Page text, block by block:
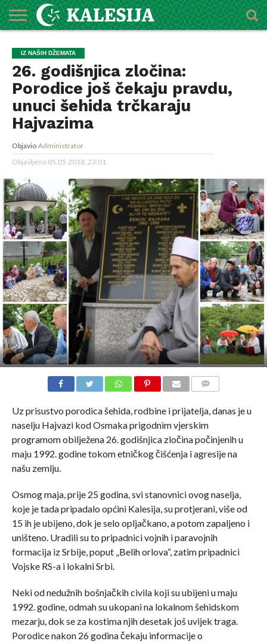
O
MEDŽLISU
DŽEMATI
IMAMI
MEKTEBSKI
CENTAR
VIJESTI
HUTBE
NAJAVE
KALENDAR
KONTAKT
IZ NAŠIH DŽEMATA
26. godišnjica zločina:
Porodice još čekaju pravdu,
unuci šehida trčkaraju
Hajvazima
Objavio Administrator
Objavljeno 05.05.2018. 23:01
Uz prisustvo porodica šehida, rodbine i prijatelja, danas je u
naselju Hajvazi kod Osmaka prigodnim vjerskim
programom obilježena 26. godišnjica zločina počinjenih u
maju 1992. godine tokom etničkog čišćenja i agresije na
našu zemlju.
Osmog maja, prije 25 godina, svi stanovnici ovog naselja,
koje je tada pripadalo općini Kalesija, su protjerani, više od
15 ih je ubijeno, dok je selo opljačkano, a potom zapaljeno i
uništeno. Uradili su to pripadnici vojnih i paravojnih
formacija iz Srbije, poput „Belih orlova“, zatim pripadnici
Vojske RS-a i lokalni Srbi.
Neki od nedužnih bošnjačkih civila koji su ubijeni u maju
1992. godine, odmah su ukopani na lokalnom šehidskom
mezarju, dok se za kostima njih desetak još uvijek traga.
Porodice nakon 26 godina čekaju informacije o